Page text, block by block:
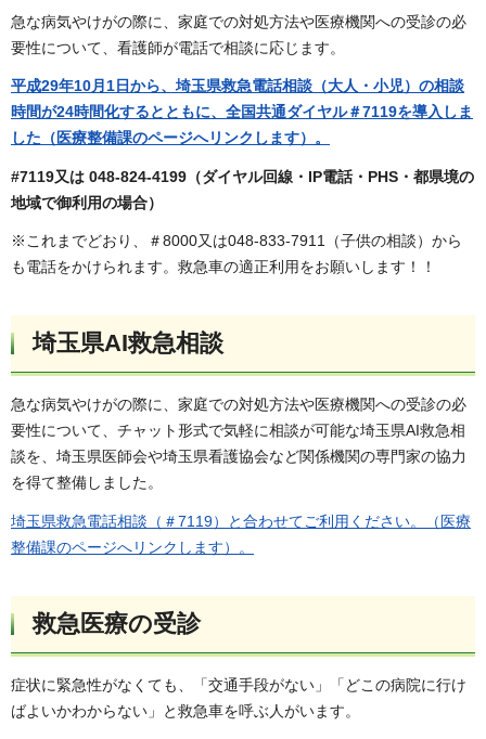
急な病気やけがの際に、家庭での対処方法や医療機関への受診の必
要性について、看護師が電話で相談に応じます。
平成29年10月1日から、埼玉県救急電話相談（大人・小児）の相談
時間が24時間化するとともに、 全国共通ダイヤル＃7119を導入しま
した（医療整備課のページへリンクします）。
#7119又は 048-824-4199（ダイヤル回線・IP電話・PHS・都県境の
地域で御利用の場合）
※これまでどおり、＃8000又は048-833-7911（子供の相談）から
も電話をかけられます。救急車の適正利用をお願いします！！
埼玉県AI救急相談
急な病気やけがの際に、家庭での対処方法や医療機関への受診の必
要性について、チャット形式で気軽に相談が可能な埼玉県AI救急相
談を、埼玉県医師会や埼玉県看護協会など関係機関の専門家の協力
を得て整備しました。
埼玉県救急電話相談（＃7119）と合わせてご利用ください。（医療
整備課のページへリンクします）。
救急医療の受診
症状に緊急性がなくても、「交通手段がない」「どこの病院に行け
ばよいかわからない」と救急車を呼ぶ人がいます。